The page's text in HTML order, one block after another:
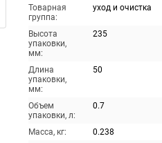
Товарная
группа:
уход и очистка
Высота
упаковки,
мм:
235
Длина
упаковки,
мм:
50
Объем
упаковки, л:
0.7
Масса, кг:
0.238